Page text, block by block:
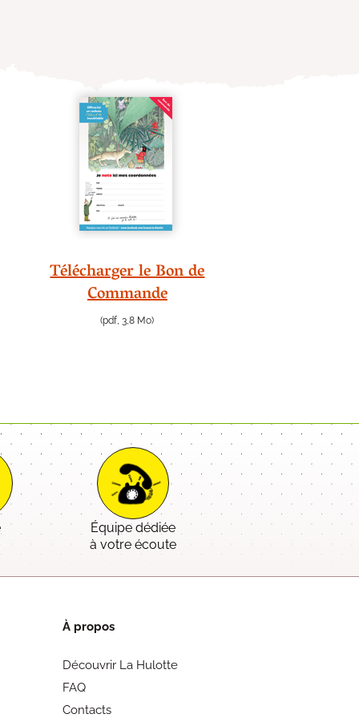
Télécharger le Bon de
Commande
(pdf, 3,8 Mo)
Équipe dédiée
à votre écoute
À propos
Découvrir La Hulotte
FAQ
Contacts